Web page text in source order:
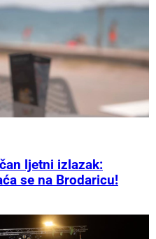
ljetni izlazak:
se na Brodaricu!